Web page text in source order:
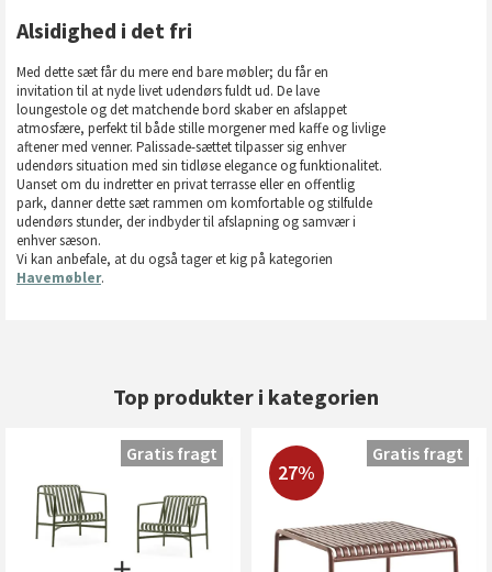
Alsidighed i det fri
Med dette sæt får du mere end bare møbler; du får en
invitation til at nyde livet udendørs fuldt ud. De lave
loungestole og det matchende bord skaber en afslappet
atmosfære, perfekt til både stille morgener med kaffe og livlige
aftener med venner. Palissade-sættet tilpasser sig enhver
udendørs situation med sin tidløse elegance og funktionalitet.
Uanset om du indretter en privat terrasse eller en offentlig
park, danner dette sæt rammen om komfortable og stilfulde
udendørs stunder, der indbyder til afslapning og samvær i
enhver sæson.
Vi kan anbefale, at du også tager et kig på kategorien
Havemøbler.
Top produkter i kategorien
Gratis fragt
27%
Gratis fragt